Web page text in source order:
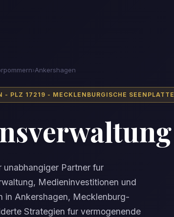
›Ankershagen
- PLZ 17219 - MECKLENBURGISCHE SEENPLATTE
Partner fur
Medieninvestitionen und
in Ankershagen, Mecklenburg-
Strategien fur vermogenende